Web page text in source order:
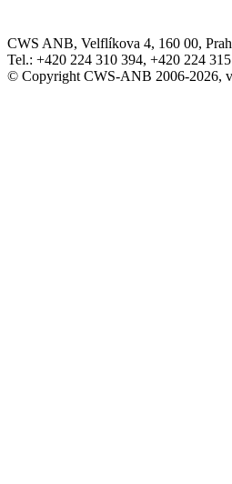
CWS ANB, Velflíkova 4, 160 00,
Tel.: +420 224 310 394, +420 224
© Copyright CWS-ANB 2006-2026,